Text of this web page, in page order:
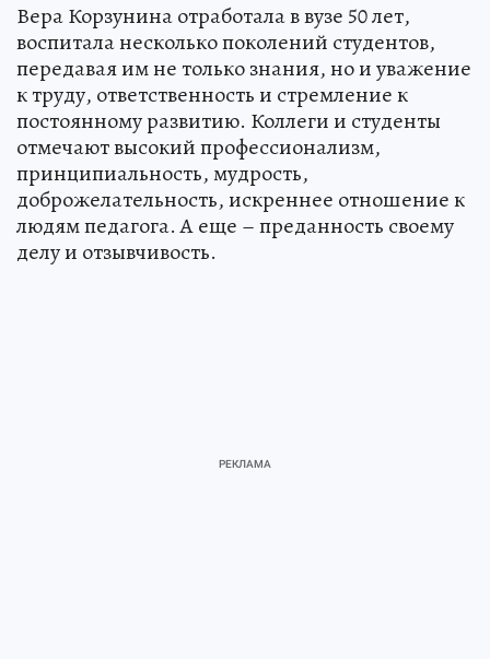
Вера Корзунина отработала в вузе 50 лет,
воспитала несколько поколений студентов,
передавая им не только знания, но и уважение
к труду, ответственность и стремление к
постоянному развитию. Коллеги и студенты
отмечают высокий профессионализм,
принципиальность, мудрость,
доброжелательность, искреннее отношение к
людям педагога. А еще – преданность своему
делу и отзывчивость.